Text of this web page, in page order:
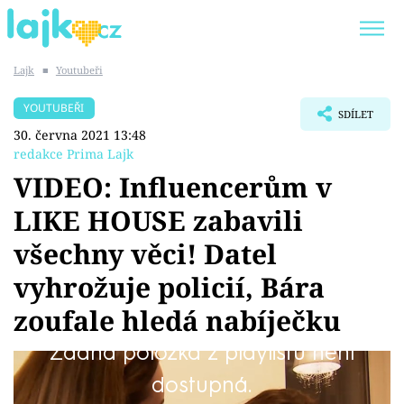
SHOPAHOLICADEL
Témata
Showbyznys
Youtubeři
Virály
Lajk ■ Youtubeři
YOUTUBEŘI
30. června 2021 13:48
redakce Prima Lajk
SDÍLET
VIDEO: Influencerům v
LIKE HOUSE zabavili
všechny věci! Datel
vyhrožuje policií, Bára
zoufale hledá nabíječku
Žádná položka z playlistu není
dostupná.
Čekali jste, že poslední dny oblíbené reality